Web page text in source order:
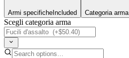
Armi specifiche Included Categoria arma
Scegli categoria arma